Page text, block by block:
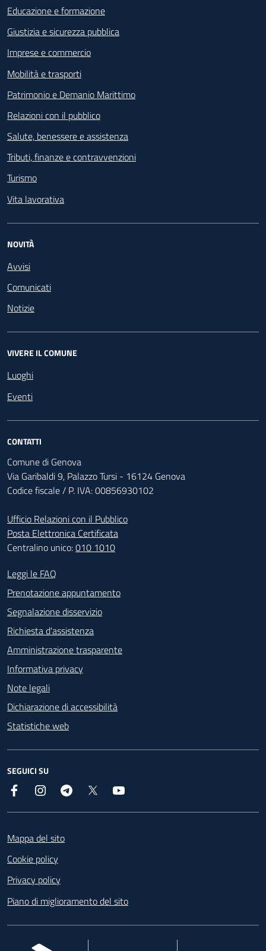
Educazione e formazione
Giustizia e sicurezza pubblica
Imprese e commercio
Mobilità e trasporti
Patrimonio e Demanio Marittimo
Relazioni con il pubblico
Salute, benessere e assistenza
Tributi, finanze e contravvenzioni
Turismo
Vita lavorativa
NOVITÀ
Avvisi
Comunicati
Notizie
VIVERE IL COMUNE
Luoghi
Eventi
CONTATTI
Comune di Genova
Via Garibaldi 9, Palazzo Tursi - 16124 Genova
Codice fiscale / P. IVA: 00856930102
Ufficio Relazioni con il Pubblico
Posta Elettronica Certificata
Centralino unico:010 1010
Footer - Contatti
Leggi le FAQ
Prenotazione appuntamento
Segnalazione disservizio
Richiesta d'assistenza
Amministrazione trasparente
Informativa privacy
Note legali
Dichiarazione di accessibilità
Statistiche web
SEGUICI SU
Facebook InstagramTelegram
Mappa del sito
Cookie policy
Privacy policy
Piano di miglioramento del sito
, apre in una nuova scheda